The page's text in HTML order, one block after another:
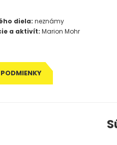
diela: neznámy
a aktivít: Marion Mohr